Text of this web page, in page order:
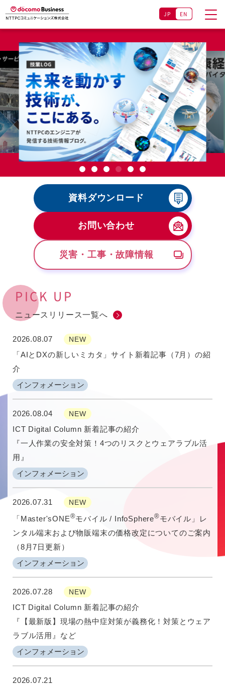
JP EN
資料ダウンロード
お問い合わせ
災害・工事・故障情報
PICK UP
ニュースリリース一覧へ
2026.08.07 NEW
インフォメーション
「AIとDXの新しいミカタ」サイト新着記事（7月）の紹
介
2026.08.04 NEW
インフォメーション
ICT Digital Column 新着記事の紹介
『一人作業の安全対策！4つのリスクとウェアラブル活
用』
2026.07.31 NEW
インフォメーション
「Master'sONE®モバイル / InfoSphere®モバイル」レ
ンタル端末および物販端末の価格改定についてのご案内
（8月7日更新）
2026.07.28 NEW
インフォメーション
ICT Digital Column 新着記事の紹介
『【最新版】現場の熱中症対策が義務化！対策とウェア
ラブル活用』など
2026.07.21